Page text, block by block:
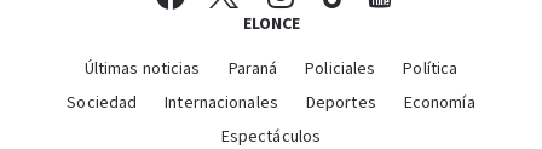
ELONCE
Últimas noticias Paraná Policiales
Política
Sociedad
Internacionales Deportes
Economía
Espectáculos